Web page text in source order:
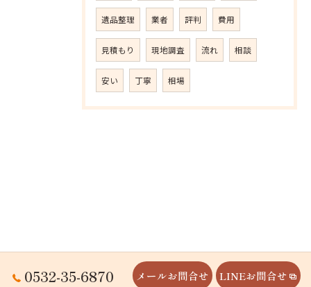
遺品整理 業者 評判 費用
見積もり 現地調査 流れ 相談
安い 丁寧 相場
0532-35-6870 メールお問合せ LINEお問合せ